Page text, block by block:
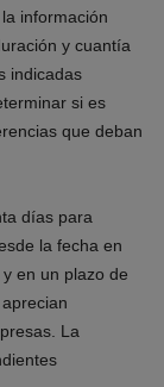
información
y cuantía
indicadas
si es
que deban
días para
la fecha en
en un plazo de
La